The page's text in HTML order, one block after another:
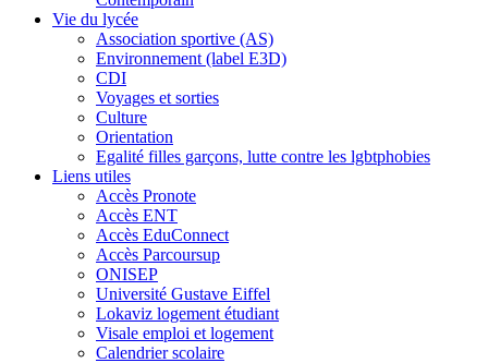
Vie du lycée
Association sportive (AS)
Environnement (label E3D)
CDI
Voyages et sorties
Culture
Orientation
Egalité filles garçons, lutte contre les lgbtphobies
Liens utiles
Accès Pronote
Accès ENT
Accès EduConnect
Accès Parcoursup
ONISEP
Université Gustave Eiffel
Lokaviz logement étudiant
Visale emploi et logement
Calendrier scolaire